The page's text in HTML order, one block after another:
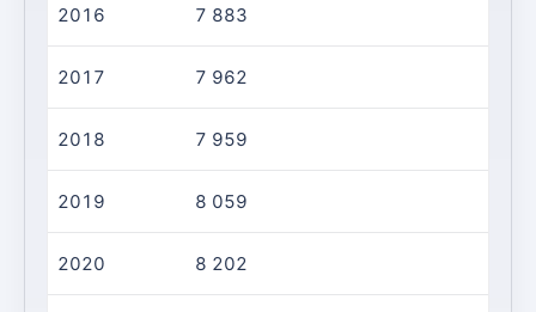
2016 7 883
2017 7 962
2018 7 959
2019 8 059
2020 8 202